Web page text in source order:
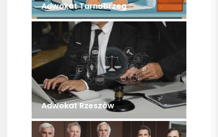
Adwokat Tarnobrzeg
Adwokat Rzeszów